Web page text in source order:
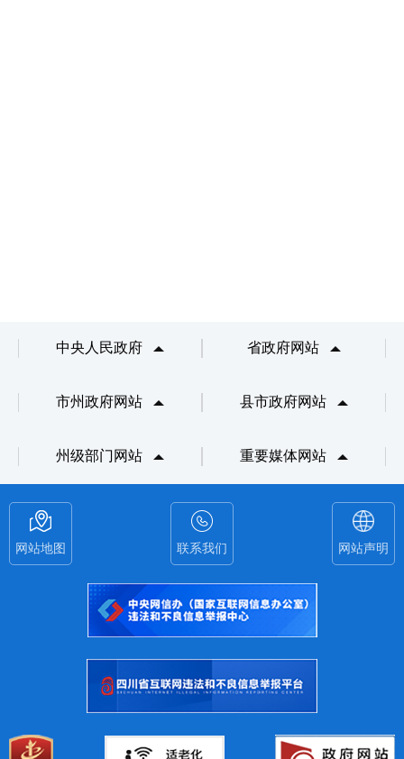
中央人民政府 省政府网站
市州政府网站 县市政府网站
州级部门网站 重要媒体网站
网站地图 联系我们 网站声明